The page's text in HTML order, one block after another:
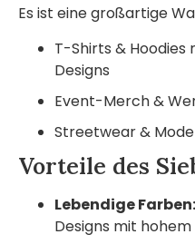
Es ist eine großartige
T-Shirts &
Designs
Event-Merch &
Streetwear &
Vorteile des
Lebendige Farben:
Designs mit